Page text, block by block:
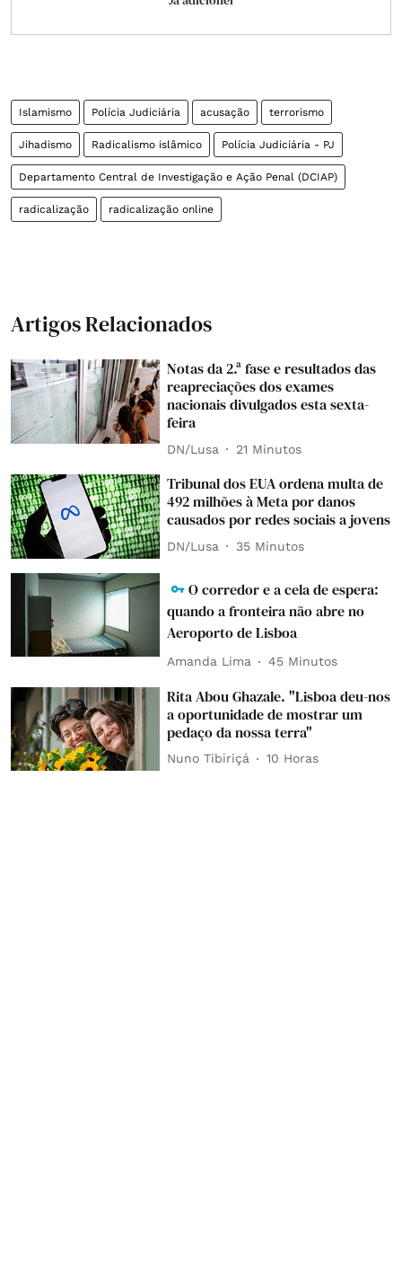
Islamismo Polícia Judiciária acusação terrorismo
Jihadismo Radicalismo islâmico Polícia Judiciária - PJ
Departamento Central de Investigação e Ação Penal (DCIAP)
radicalização radicalização online
Artigos Relacionados
Notas da 2.ª fase e resultados das
reapreciações dos exames
nacionais divulgados esta sexta-
feira
DN/Lusa 21 Minutos
Tribunal dos EUA ordena multa de
492 milhões à Meta por danos
causados por redes sociais a jovens
DN/Lusa 35 Minutos
O corredor e a cela de espera:
quando a fronteira não abre no
Aeroporto de Lisboa
Amanda Lima 45 Minutos
Rita Abou Ghazale. "Lisboa deu-nos
a oportunidade de mostrar um
pedaço da nossa terra"
Nuno Tibiriçá 10 Horas